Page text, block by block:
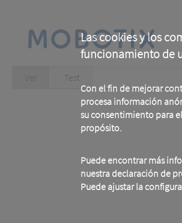
Las cookies y los
funcionamiento de
Con el fin de mejorar
procesa información
su consentimiento para
propósito.
Puede encontrar más
nuestra declaración de
Puede ajustar la
content
Primary
Ver Test